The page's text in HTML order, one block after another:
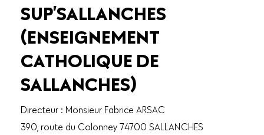
SUP’SALLANCHES
(ENSEIGNEMENT
CATHOLIQUE DE
SALLANCHES)
Directeur : Monsieur Fabrice ARSAC
390, route du Colonney 74700 SALLANCHES